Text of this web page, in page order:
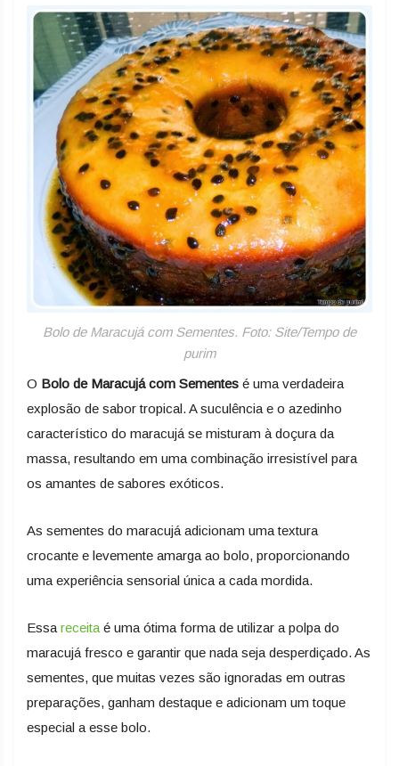
Bolo de Maracujá com Sementes. Foto: Site/Tempo de
purim
O Bolo de Maracujá com Sementes é uma verdadeira
explosão de sabor tropical. A suculência e o azedinho
característico do maracujá se misturam à doçura da
massa, resultando em uma combinação irresistível para
os amantes de sabores exóticos.
As sementes do maracujá adicionam uma textura
crocante e levemente amarga ao bolo, proporcionando
uma experiência sensorial única a cada mordida.
Essa receita é uma ótima forma de utilizar a polpa do
maracujá fresco e garantir que nada seja desperdiçado. As
sementes, que muitas vezes são ignoradas em outras
preparações, ganham destaque e adicionam um toque
especial a esse bolo.